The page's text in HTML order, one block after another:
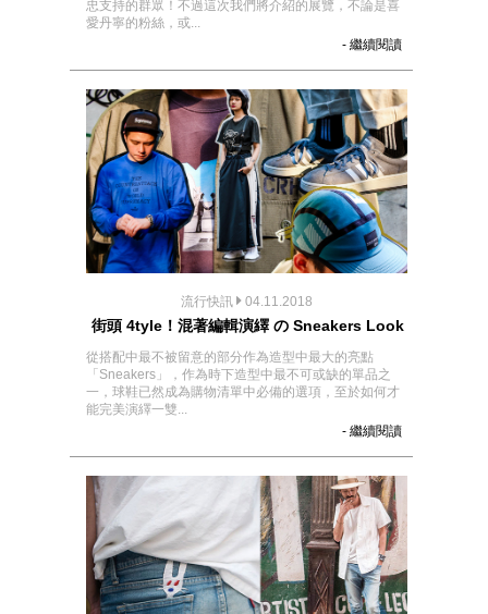
忠支持的群眾！不過這次我們將介紹的展覽，不論是喜
愛丹寧的粉絲，或...
- 繼續閱讀
流行快訊 04.11.2018
街頭 4tyle！混著編輯演繹 の Sneakers Look
從搭配中最不被留意的部分作為造型中最大的亮點
「Sneakers」，作為時下造型中最不可或缺的單品之
一，球鞋已然成為購物清單中必備的選項，至於如何才
能完美演繹一雙...
- 繼續閱讀